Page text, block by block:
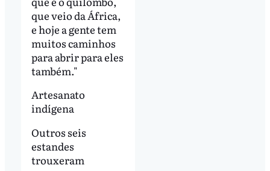
que veio da África,
e hoje a gente tem
muitos caminhos
para abrir para eles
também."
Artesanato
indígena
Outros seis
estandes
trouxeram